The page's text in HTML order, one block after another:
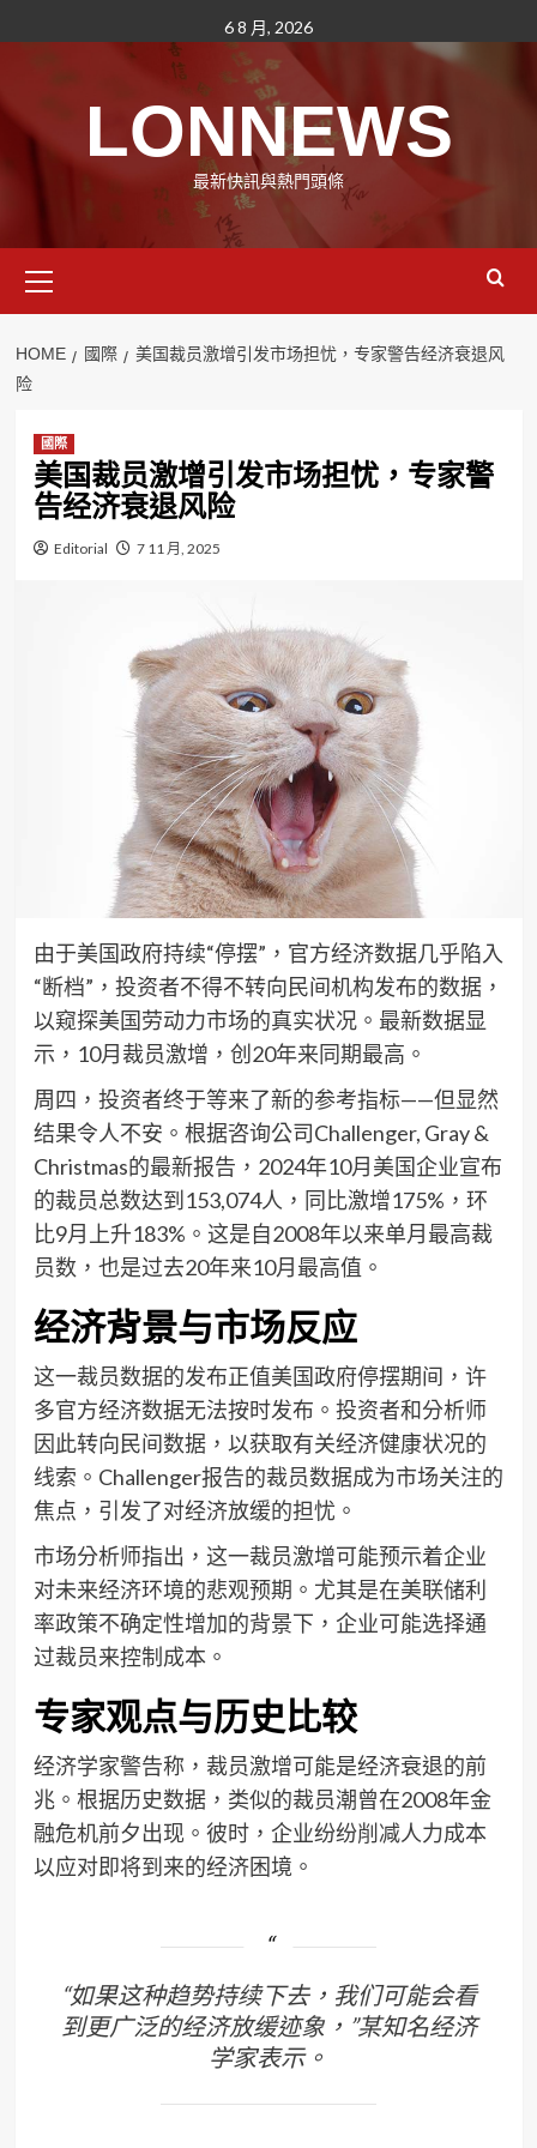
to
6 8 月, 2026
LONNEWS
最新快訊與熱門頭條
Menu
HOME 國際
美国裁员激增引发市场担忧，专家警告经济衰退风
险
國際
美国裁员激增引发市场担忧，专家警
告经济衰退风险
Editorial 7 11 月, 2025
由于美国政府持续“停摆”，官方经济数据几乎陷入
“断档”，投资者不得不转向民间机构发布的数据，
以窥探美国劳动力市场的真实状况。最新数据显
示，10月裁员激增，创20年来同期最高。
周四，投资者终于等来了新的参考指标——但显然
结果令人不安。根据咨询公司Challenger, Gray &
Christmas的最新报告，2024年10月美国企业宣布
的裁员总数达到153,074人，同比激增175%，环
比9月上升183%。这是自2008年以来单月最高裁
员数，也是过去20年来10月最高值。
经济背景与市场反应
这一裁员数据的发布正值美国政府停摆期间，许
多官方经济数据无法按时发布。投资者和分析师
因此转向民间数据，以获取有关经济健康状况的
线索。Challenger报告的裁员数据成为市场关注的
焦点，引发了对经济放缓的担忧。
市场分析师指出，这一裁员激增可能预示着企业
对未来经济环境的悲观预期。尤其是在美联储利
率政策不确定性增加的背景下，企业可能选择通
过裁员来控制成本。
专家观点与历史比较
经济学家警告称，裁员激增可能是经济衰退的前
兆。根据历史数据，类似的裁员潮曾在2008年金
融危机前夕出现。彼时，企业纷纷削减人力成本
以应对即将到来的经济困境。
“如果这种趋势持续下去，我们可能会看
到更广泛的经济放缓迹象，”某知名经济
学家表示。